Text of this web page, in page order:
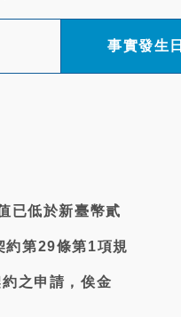
事實發生日
已低於新臺幣貳
約第29條第1項規
之申請，俟金